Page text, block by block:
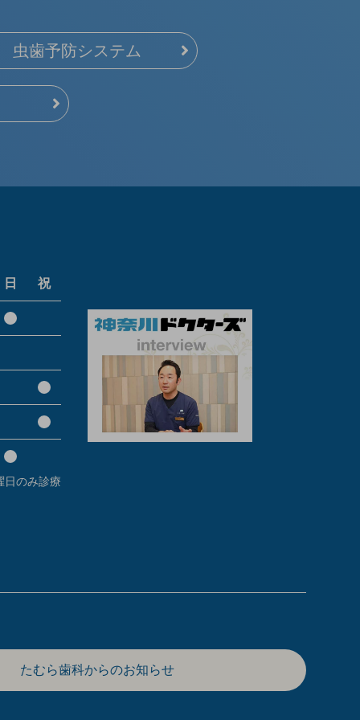
虫歯予防システム
日 祝
のみ診療
たむら歯科からのお知らせ